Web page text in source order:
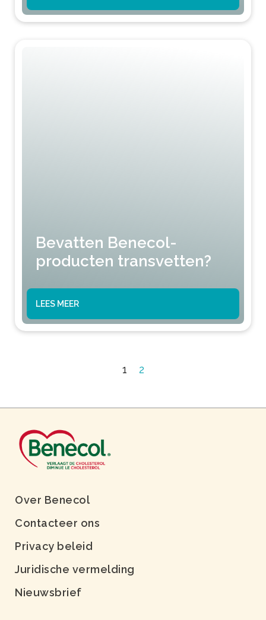
Bevatten Benecol-
producten transvetten?
LEES MEER
1 2
Over Benecol
Contacteer ons
Privacy beleid
Juridische vermelding
Nieuwsbrief